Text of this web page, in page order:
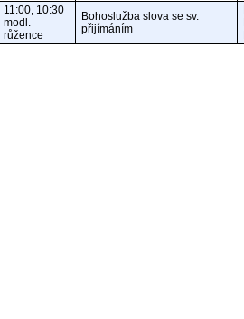
11:00, 10:30
modl.
růžence
Bohoslužba slova se sv.
přijímáním